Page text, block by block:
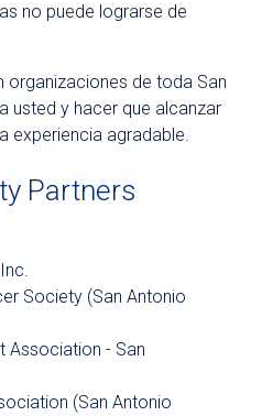
Plans
Fair Requests
Assessment
no puede lograrse de
de toda San
usted y hacer que alcanzar
experiencia agradable.
Partners
Society (San Antonio
Association - San
(San Antonio